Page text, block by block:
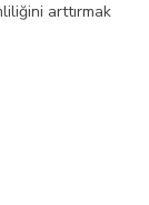
arttırmak